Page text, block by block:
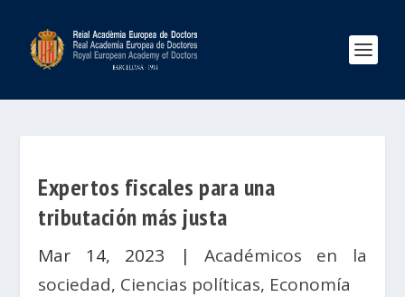
Expertos fiscales para una
tributación más justa
Mar 14, 2023 | Académicos en la
sociedad, Ciencias políticas, Economía